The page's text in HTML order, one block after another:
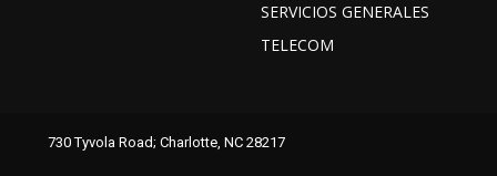
SERVICIOS GENERALES
TELECOM
Facebook Instagram
730 Tyvola Road; Charlotte, NC 28217